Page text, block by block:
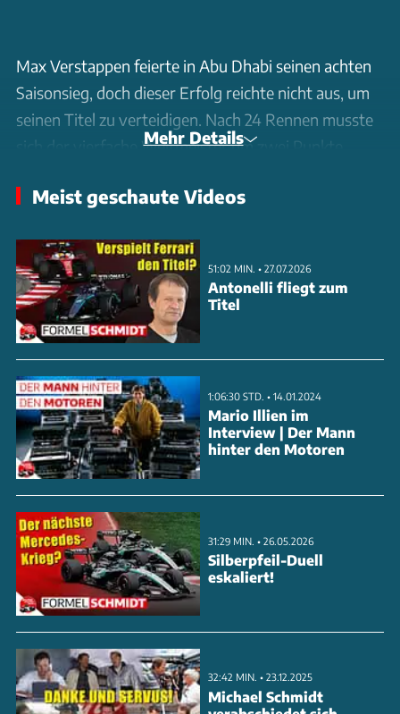
Max Verstappen feierte in Abu Dhabi seinen achten
Saisonsieg, doch dieser Erfolg reichte nicht aus, um
seinen Titel zu verteidigen. Nach 24 Rennen musste
sich der vierfache Weltmeister um zwei Punkte
geschlagen geben. Norris sicherte sich mit einem
Krone. Nach der Zieldurchfahrt brach im McLaren-
Team großer Jubel aus, und der neue Weltmeister
konnte seine Emotionen kaum zurückhalten.
Verstappen hatte das Rennen zwar im Griff, war
aber auf Unterstützung anderer Teams angewiesen.
Mehr Details
Meist geschaute Videos
51:02 MIN. • 27.07.2026
Antonelli fliegt zum
Titel
1:06:30 STD. • 14.01.2024
Mario Illien im
Interview | Der Mann
hinter den Motoren
31:29 MIN. • 26.05.2026
Silberpfeil-Duell
eskaliert!
32:42 MIN. • 23.12.2025
Michael Schmidt